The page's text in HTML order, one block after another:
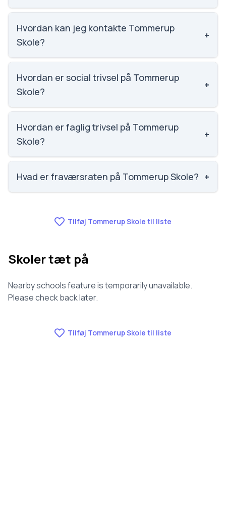
Karaktergennemsnittet på Tommerup Skole er 8,
nummer 358 ud af 3143 skoler.
Hvordan kan jeg kontakte Tommerup
Skole?
+
Email: tommerupskole@assens.dk. Telefon: 6474
6525. Adresse: Tommerup Skole Stadionvænget 7,
5690 Tommerup. Skoleleder: Kirsten Møller.
Hvordan er social trivsel på Tommerup
Skole?
+
Social trivsel på Tommerup Skole er 3.9 ud af 5,
nummer 926 ud af 3143 skoler. Scoren er baseret på
elevernes egne besvarelser.
Hvordan er faglig trivsel på Tommerup
Skole?
+
Faglig trivsel på Tommerup Skole er 3.5 ud af 5,
nummer 1078 ud af 3143 skoler. Scoren er baseret
Hvad er fraværsraten på Tommerup Skole? +
Tilføj Tommerup Skole til liste
Skoler tæt på
Nearby schools feature is temporarily unavailable.
Please check back later.
Tilføj Tommerup Skole til liste